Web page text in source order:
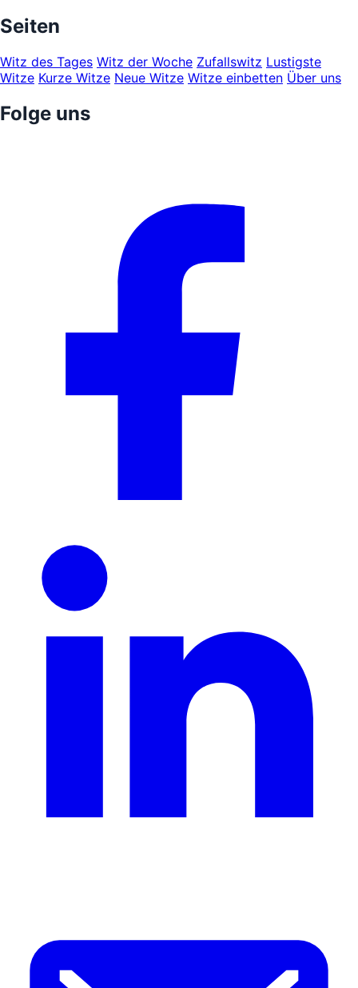
Seiten
Witz des Tages Witz der Woche Zufallswitz Lustigste
Witze Kurze Witze Neue Witze Witze einbetten Über uns
Folge uns